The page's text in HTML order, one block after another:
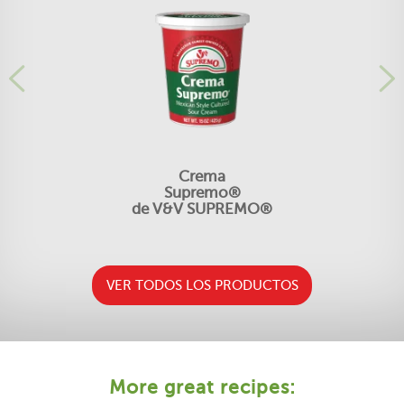
Crema
Supremo®
de V&V SUPREMO®
VER TODOS LOS PRODUCTOS
More great recipes: